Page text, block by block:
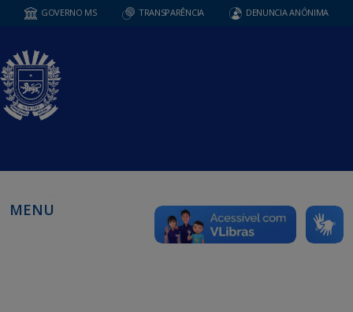
GOVERNO MS TRANSPARÊNCIA DENUNCIA ANÔNIMA
MENU